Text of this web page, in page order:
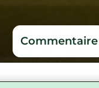
Commentaire